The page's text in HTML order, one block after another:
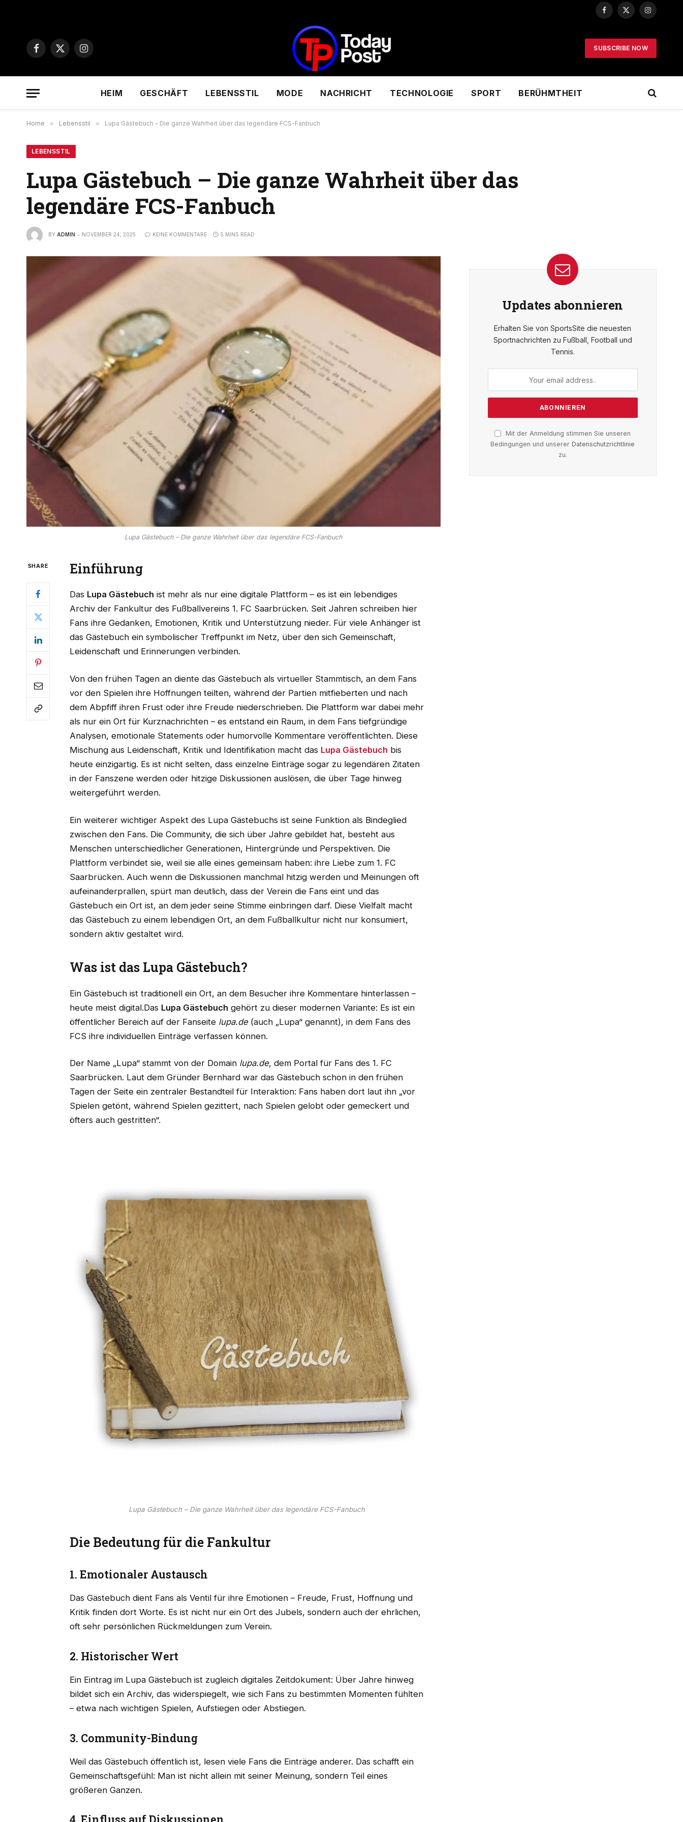
Facebook
X
Instagram
Facebook
X
Instagram
SUBSCRIBE NOW
HEIM GESCHÄFT LEBENSSTIL MODE NACHRICHT TECHNOLOGIE SPORT BERÜHMTHEIT
Home » Lebensstil » Lupa Gästebuch – Die ganze Wahrheit über das legendäre FCS-Fanbuch
LEBENSSTIL
Lupa Gästebuch – Die ganze Wahrheit über das
legendäre FCS-Fanbuch
BY ADMIN NOVEMBER 24, 2025 KEINE KOMMENTARE 5 MINS READ
Lupa Gästebuch – Die ganze Wahrheit über das legendäre FCS-Fanbuch
SHARE Einführung
Das Lupa Gästebuch ist mehr als nur eine digitale Plattform – es ist ein lebendiges
Archiv der Fankultur des Fußballvereins 1. FC Saarbrücken. Seit Jahren schreiben hier
Fans ihre Gedanken, Emotionen, Kritik und Unterstützung nieder. Für viele Anhänger ist
das Gästebuch ein symbolischer Treffpunkt im Netz, über den sich Gemeinschaft,
Leidenschaft und Erinnerungen verbinden.
Von den frühen Tagen an diente das Gästebuch als virtueller Stammtisch, an dem Fans
vor den Spielen ihre Hoffnungen teilten, während der Partien mitfieberten und nach
dem Abpfiff ihren Frust oder ihre Freude niederschrieben. Die Plattform war dabei mehr
als nur ein Ort für Kurznachrichten – es entstand ein Raum, in dem Fans tiefgründige
Analysen, emotionale Statements oder humorvolle Kommentare veröffentlichten. Diese
Mischung aus Leidenschaft, Kritik und Identifikation macht das Lupa Gästebuch bis
heute einzigartig. Es ist nicht selten, dass einzelne Einträge sogar zu legendären Zitaten
in der Fanszene werden oder hitzige Diskussionen auslösen, die über Tage hinweg
weitergeführt werden.
Ein weiterer wichtiger Aspekt des Lupa Gästebuchs ist seine Funktion als Bindeglied
zwischen den Fans. Die Community, die sich über Jahre gebildet hat, besteht aus
Menschen unterschiedlicher Generationen, Hintergründe und Perspektiven. Die
Plattform verbindet sie, weil sie alle eines gemeinsam haben: ihre Liebe zum 1. FC
Saarbrücken. Auch wenn die Diskussionen manchmal hitzig werden und Meinungen oft
aufeinanderprallen, spürt man deutlich, dass der Verein die Fans eint und das
Gästebuch ein Ort ist, an dem jeder seine Stimme einbringen darf. Diese Vielfalt macht
das Gästebuch zu einem lebendigen Ort, an dem Fußballkultur nicht nur konsumiert,
sondern aktiv gestaltet wird.
Was ist das Lupa Gästebuch?
Ein Gästebuch ist traditionell ein Ort, an dem Besucher ihre Kommentare hinterlassen –
heute meist digital.Das Lupa Gästebuch gehört zu dieser modernen Variante: Es ist ein
öffentlicher Bereich auf der Fanseite lupa.de(auch „Lupa“ genannt), in dem Fans des
FCS ihre individuellen Einträge verfassen können.
Der Name „Lupa“ stammt von der Domain lupa.de, dem Portal für Fans des 1. FC
Saarbrücken. Laut dem Gründer Bernhard war das Gästebuch schon in den frühen
Tagen der Seite ein zentraler Bestandteil für Interaktion: Fans haben dort laut ihn „vor
Spielen getönt, während Spielen gezittert, nach Spielen gelobt oder gemeckert und
öfters auch gestritten“.
Lupa Gästebuch – Die ganze Wahrheit über das legendäre FCS-Fanbuch
Die Bedeutung für die Fankultur
1. Emotionaler Austausch
Das Gästebuch dient Fans als Ventil für ihre Emotionen – Freude, Frust, Hoffnung und
Kritik finden dort Worte. Es ist nicht nur ein Ort des Jubels, sondern auch der ehrlichen,
oft sehr persönlichen Rückmeldungen zum Verein.
2. Historischer Wert
Ein Eintrag im Lupa Gästebuch ist zugleich digitales Zeitdokument: Über Jahre hinweg
bildet sich ein Archiv, das widerspiegelt, wie sich Fans zu bestimmten Momenten fühlten
– etwa nach wichtigen Spielen, Aufstiegen oder Abstiegen.
3. Community-Bindung
Weil das Gästebuch öffentlich ist, lesen viele Fans die Einträge anderer. Das schafft ein
Gemeinschaftsgefühl: Man ist nicht allein mit seiner Meinung, sondern Teil eines
größeren Ganzen.
Updates abonnieren
Erhalten Sie von SportsSite die neuesten
Sportnachrichten zu Fußball, Football und
Tennis.
Mit der Anmeldung stimmen Sie unseren
Bedingungen und unsererDatenschutzrichtlinie
zu.